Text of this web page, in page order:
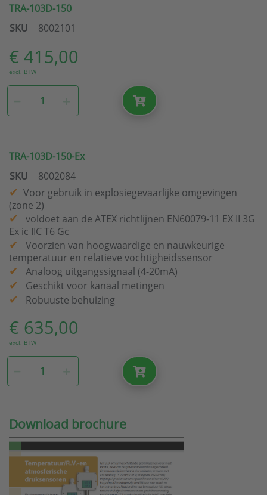
TRA-103D-150
SKU
8002101
€ 415,00
excl. BTW
TRA-103D-150-Ex
SKU
8002084
Voor gebruik in explosiegevaarlijke omgevingen
(zone 2)
voldoet aan de ATEX richtlijnen EN60079-11 EX II 3G
Ex ic IIC T6 Gc
Voorzien van hoogwaardige en nauwkeurige
temperatuur en relatieve vochtigheidssensor
Analoog uitgangssignaal (4-20mA)
Geschikt voor kanaal metingen
Robuuste behuizing
€ 635,00
excl. BTW
Download brochure